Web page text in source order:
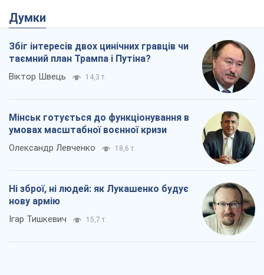
Думки
Збіг інтересів двох цинічних гравців чи
таємний план Трампа і Путіна?
Віктор Швець 14,3 т.
Мінськ готується до функціонування в
умовах масштабної воєнної кризи
Олександр Левченко 18,6 т.
Ні зброї, ні людей: як Лукашенко будує
нову армію
Ігар Тишкевич 15,7 т.